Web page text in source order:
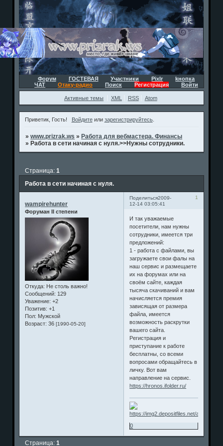
Форум ГОСТЕВАЯ Участники Pixlr
kнопка
ЧАТ
Отаку-радио Поиск Регистрация Войти
Активные темы XML RSS Atom
Приветик, Гость! Войдитеили зарегистрируйтесь.
»www.prizrak.ws » Работа для вебмастера. Финансы
» Работа в сети начиная с нуля.>>Нужны сотрудники.
Работа в сети начиная с нуля.
Страница:1
Поделиться 1
2009-
12-14 03:05:41
wampirehunter
Форуман II степени
Откуда: Не столь важно!
Сообщений: 129
Уважение: +2
Позитив: +1
Пол: Мужской
Возраст: 36[1990-05-20]
И так уважаемые
посетители, нам нужны
сотрудники, имеется три
предложений:
1 - работа с файлами, вы
загружаете свои фалы на
наш сервис и размещаете
их на форумах или на
своём сайте, каждая
тысяча скачиваний и вам
начисляется премия
зависящая от размера
файла, имеется
возможность раскрутки
вашего сайта.
Регистрация и
приступание к работе
бесплатны, со всеми
вопросами обращайтесь в
личку. Вот вам
направление на сервис.
https://hronos.ifolder.ru/
0
Страница:1